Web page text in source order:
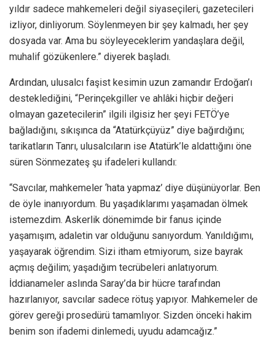
yıldır sadece mahkemeleri değil siyaseçileri, gazetecileri
izliyor, dinliyorum. Söylenmeyen bir şey kalmadı, her şey
dosyada var. Ama bu söyleyeceklerim yandaşlara değil,
muhalif gözükenlere.” diyerek başladı.
Ardından, ulusalcı faşist kesimin uzun zamandır Erdoğan’ı
desteklediğini, “Perinçekgiller ve ahlâki hiçbir değeri
olmayan gazetecilerin” ilgili ilgisiz her şeyi FETÖ’ye
bağladığını, sıkışınca da “Atatürkçüyüz” diye bağırdığını;
tarikatların Tanrı, ulusalcıların ise Atatürk’le aldattığını öne
süren Sönmezateş şu ifadeleri kullandı:
“Savcılar, mahkemeler ‘hata yapmaz’ diye düşünüyorlar. Ben
de öyle inanıyordum. Bu yaşadıklarımı yaşamadan ölmek
istemezdim. Askerlik dönemimde bir fanus içinde
yaşamışım, adaletin var olduğunu sanıyordum. Yanıldığımı,
yaşayarak öğrendim. Sizi itham etmiyorum, size bayrak
açmış değilim; yaşadığım tecrübeleri anlatıyorum.
İddianameler aslında Saray’da bir hücre tarafından
hazırlanıyor, savcılar sadece rötuş yapıyor. Mahkemeler de
görev gereği prosedürü tamamlıyor. Sizden önceki hakim
benim son ifademi dinlemedi, uyudu adamcağız.”